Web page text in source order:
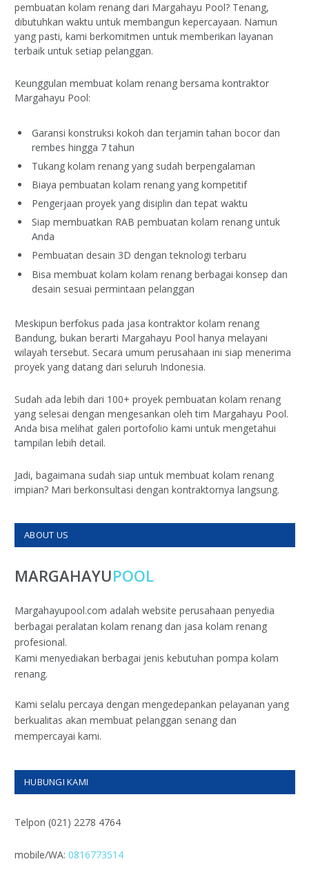
pembuatan kolam renang dari Margahayu Pool? Tenang,
dibutuhkan waktu untuk membangun kepercayaan. Namun
yang pasti, kami berkomitmen untuk memberikan layanan
terbaik untuk setiap pelanggan.
Keunggulan membuat kolam renang bersama kontraktor
Margahayu Pool:
Garansi konstruksi kokoh dan terjamin tahan bocor dan
rembes hingga 7 tahun
Tukang kolam renang yang sudah berpengalaman
Biaya pembuatan kolam renang yang kompetitif
Pengerjaan proyek yang disiplin dan tepat waktu
Siap membuatkan RAB pembuatan kolam renang untuk
Anda
Pembuatan desain 3D dengan teknologi terbaru
Bisa membuat kolam kolam renang berbagai konsep dan
desain sesuai permintaan pelanggan
Meskipun berfokus pada jasa kontraktor kolam renang
Bandung, bukan berarti Margahayu Pool hanya melayani
wilayah tersebut. Secara umum perusahaan ini siap menerima
proyek yang datang dari seluruh Indonesia.
Sudah ada lebih dari 100+ proyek pembuatan kolam renang
yang selesai dengan mengesankan oleh tim Margahayu Pool.
Anda bisa melihat galeri portofolio kami untuk mengetahui
tampilan lebih detail.
Jadi, bagaimana sudah siap untuk membuat kolam renang
impian? Mari berkonsultasi dengan kontraktornya langsung.
ABOUT US
MARGAHAYUPOOL
Margahayupool.com adalah website perusahaan penyedia
berbagai peralatan kolam renang dan jasa kolam renang
profesional.
Kami menyediakan berbagai jenis kebutuhan pompa kolam
renang.
Kami selalu percaya dengan mengedepankan pelayanan yang
berkualitas akan membuat pelanggan senang dan
mempercayai kami.
HUBUNGI KAMI
Telpon (021) 2278 4764
mobile/WA: 0816773514